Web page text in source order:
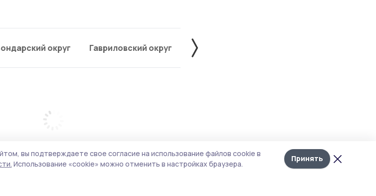
Лента
новостей
округ Гавриловский округ Знаменский округ
вы подтверждаете свое согласие на использование файлов cookie в
Использование «cookie» можно отменить в настройках браузера.
Принять